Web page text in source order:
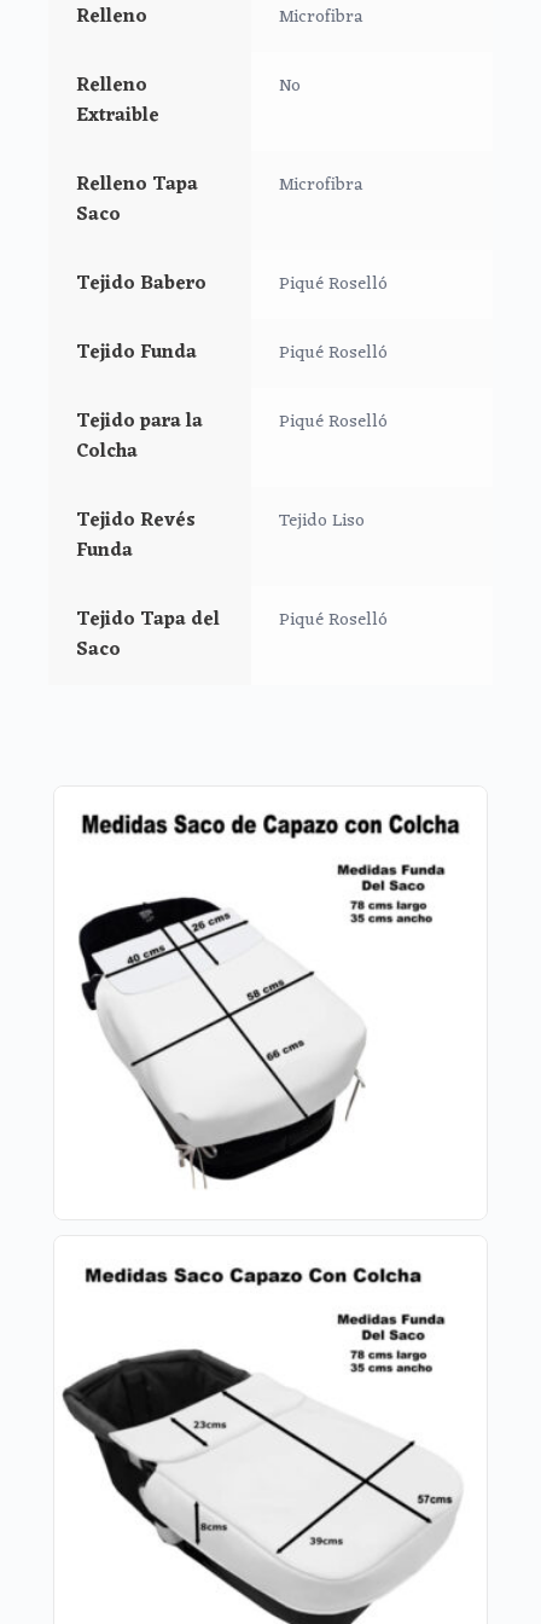
3. Funda + almohada + colcha + babero.
4. Funda + almohada + tapa de saco + colcha + babero.
**Puedes lavar tu saco a mano o en lavadora, siempre
Relleno Microfibra
Relleno
Extraible
No
Relleno Tapa
Saco
Microfibra
Tejido Babero Piqué Roselló
Tejido Funda Piqué Roselló
Tejido para la
Colcha
Piqué Roselló
Tejido Revés
Funda
Tejido Liso
Tejido Tapa del
Saco
Piqué Roselló